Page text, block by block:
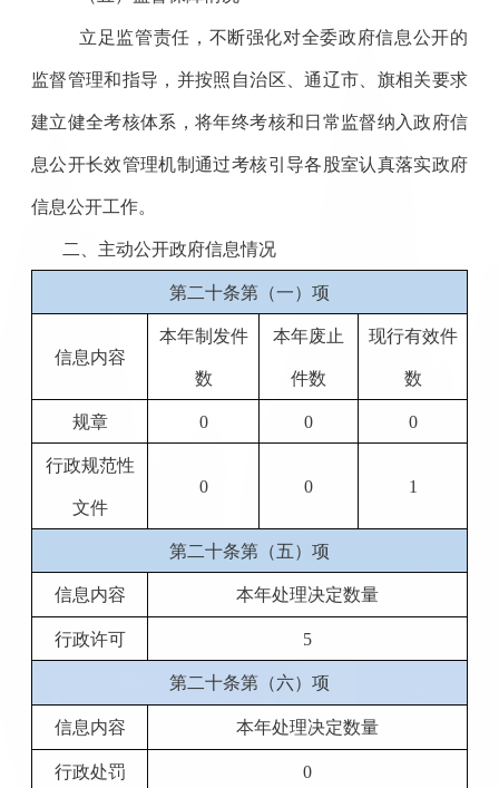
立足监管责任，不断强化对全委政府信息公开的
监督管理和指导，并按照自治区、通辽市、旗相关要求
建立健全考核体系，将年终考核和日常监督纳入政府信
息公开长效管理机制通过考核引导各股室认真落实政府
信息公开工作。
二、主动公开政府信息情况
第二十条第（一）项
信息内容
本年制发件
数
本年废止
件数
现行有效件
数
规章 0 0 0
行政规范性
文件
0 0 1
第二十条第（五）项
信息内容 本年处理决定数量
行政许可 5
第二十条第（六）项
信息内容 本年处理决定数量
行政处罚 0